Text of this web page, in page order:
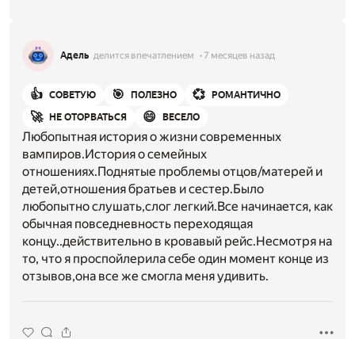
Адель делится впечатлением 7 месяцев назад
👍 СОВЕТУЮ 🎯 ПОЛЕЗНО 💞 РОМАНТИЧНО
🚀 НЕ ОТОРВАТЬСЯ 😄 ВЕСЕЛО
Любопытная история о жизни современных
вампиров.История о семейных
отношениях.Поднятые проблемы отцов/матерей и
детей,отношения братьев и сестер.Было
любопытно слушать,слог легкий.Все начинается, как
обычная повседневность переходящая
концу..действительно в кровавый рейс.Несмотря на
то, что я проспойлерила себе один момент конце из
отзывов,она все же смогла меня удивить.